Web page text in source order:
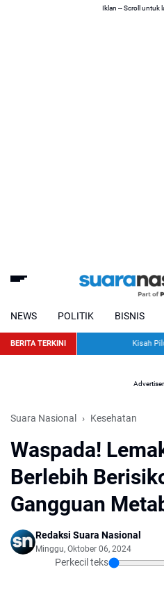
Iklan -- Scroll untuk
NEWS POLITIK BISNIS
BERITA TERKINI Kisah Pilu
Suara Nasional Kesehatan
Waspada!
Berlebih
Gangguan
Redaksi Suara Nasional
Minggu, Oktober 06, 2024
Perkecil teks